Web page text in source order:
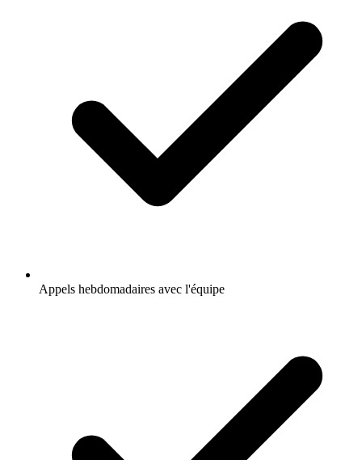
Appels hebdomadaires avec l'équipe